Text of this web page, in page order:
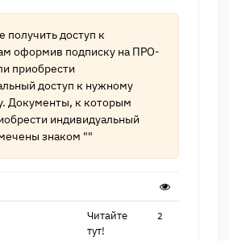
получить доступ к
оформив подписку на ПРО-
приобрести
доступ к нужному
Документы, к которым
индивидуальный
знаком ""
Читайте
тут!
2